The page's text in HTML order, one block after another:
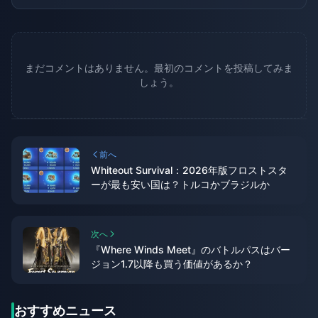
まだコメントはありません。最初のコメントを投稿してみま
しょう。
前へ
Whiteout Survival：2026年版フロストスタ
ーが最も安い国は？トルコかブラジルか
次へ
『Where Winds Meet』のバトルパスはバー
ジョン1.7以降も買う価値があるか？
おすすめニュース